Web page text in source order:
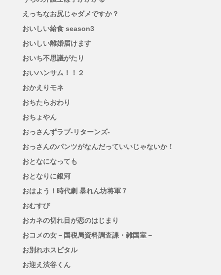
えっちなお尻じゃダメですか？
おいしい給食 season3
おいしい離婚届けます
おいち不思議がたり
おいハンサム！！２
おかえりモネ
おちたらおわり
おちょやん
おっさんずラブ-リターンズ-
おっさんのパンツがなんだっていいじゃないか！
おとなになっても
おとなりに銀河
おはよう！時代劇 暴れん坊将軍７
おむすび
おカネの切れ目が恋のはじまり
おコメの女－国税局資料調査課・雑国室－
お別れホスピタル
お迎え渋谷くん